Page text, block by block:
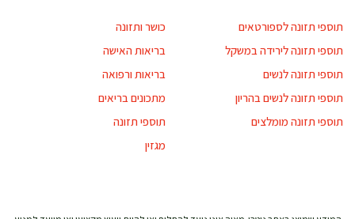
תוספי תזונה לספורטאים
תוספי תזונה לירידה במשקל
תוספי תזונה לנשים
תוספי תזונה לנשים בהריון
תוספי תזונה מומלצים
כושר ותזונה
בריאות האישה
בריאות ורפואה
מתכונים בריאים
תוספי תזונה
מגזין